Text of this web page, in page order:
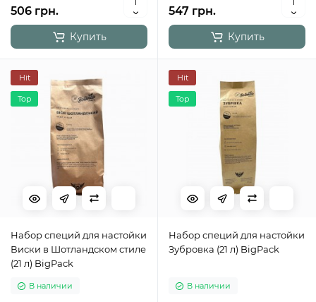
506 грн.
Купить
547 грн.
Купить
Hit
Top
Набор специй для настойки
Виски в Шотландском стиле
(21 л) BigPack
В наличии
Hit
Top
Набор специй для настойки
Зубровка (21 л) BigPack
В наличии